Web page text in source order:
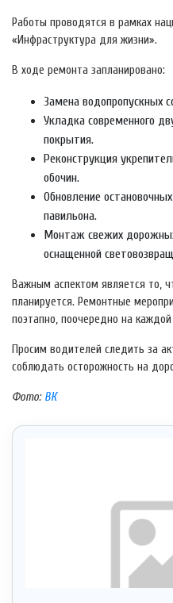
Работы проводятся в рамках
«Инфраструктура для жизни».
В ходе ремонта запланировано:
Замена водопропускных
Укладка современного
покрытия.
Реконструкция
обочин.
Обновление
павильона.
Монтаж свежих
оснащенной
Важным аспектом является то,
планируется. Ремонтные
поэтапно, поочередно на
Просим водителей следить за
соблюдать осторожность на
Фото: ВК